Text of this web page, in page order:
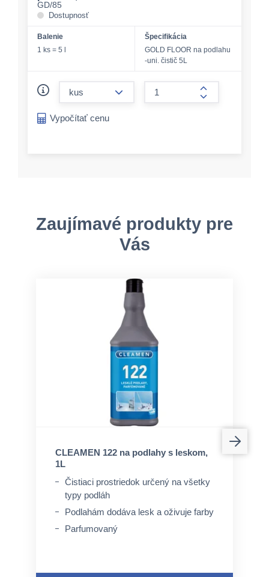
GD/85
Dostupnosť
Balenie
1 ks = 5 l
Špecifikácia
GOLD FLOOR na podlahu
-uni. čistič 5L
form.increase-
Vypočítať cenu
Zaujímavé produkty pre
Vás
CLEAMEN 122 na podlahy s leskom,
1L
Čistiaci prostriedok určený na všetky
typy podláh
Podlahám dodáva lesk a oživuje farby
Parfumovaný